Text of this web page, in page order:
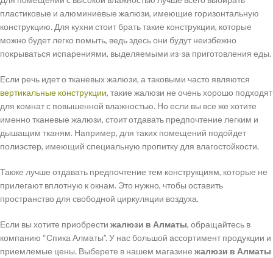
пластиковые и алюминиевые жалюзи, имеющие горизонтальную
конструкцию. Для кухни стоит брать такие конструкции, которые
можно будет легко помыть, ведь здесь они будут неизбежно
покрываться испарениями, выделяемыми из-за приготовления еды.
Если речь идет о тканевых жалюзи, а таковыми часто являются
вертикальные конструкции, такие жалюзи не очень хорошо подходят
для комнат с повышенной влажностью. Но если вы все же хотите
именно тканевые жалюзи, стоит отдавать предпочтение легким и
дышащим тканям. Например, для таких помещений подойдет
полиэстер, имеющий специальную пропитку для влагостойкости.
Также лучше отдавать предпочтение тем конструкциям, которые не
прилегают вплотную к окнам. Это нужно, чтобы оставить
пространство для свободной циркуляции воздуха.
Если вы хотите приобрести жалюзи в Алматы, обращайтесь в
компанию “Спика Алматы”. У нас большой ассортимент продукции и
приемлемые цены. Выберете в нашем магазине жалюзи в Алматы